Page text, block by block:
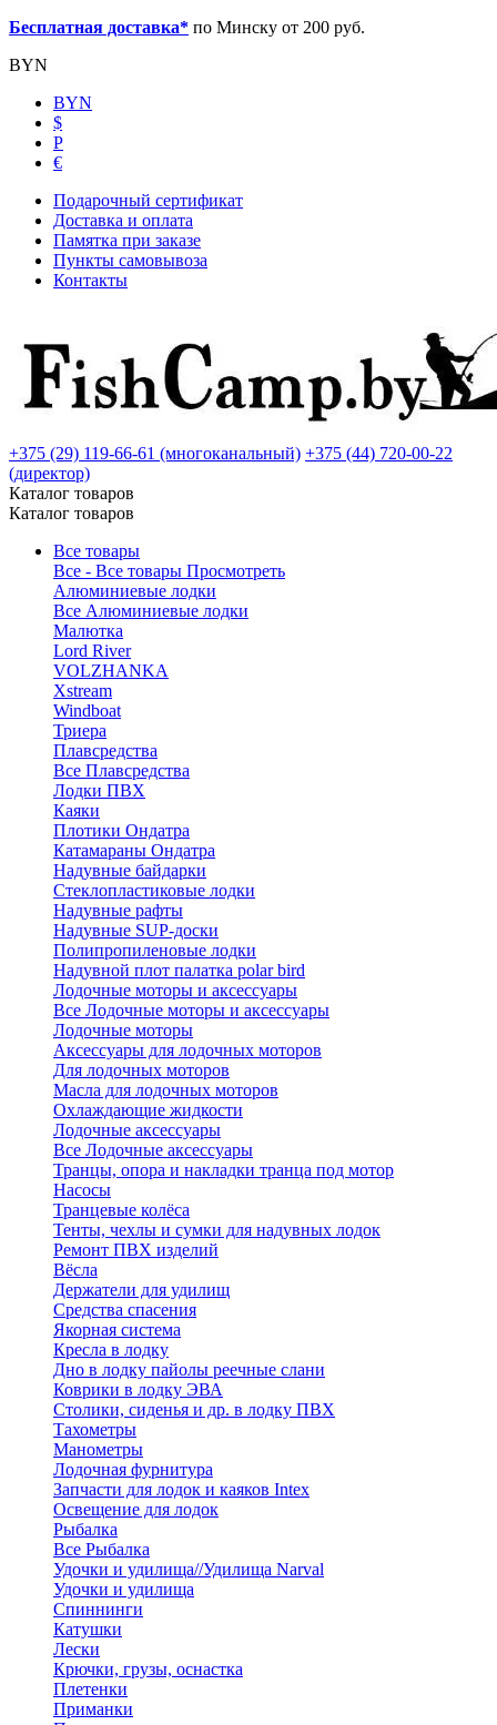
Бесплатная доставка* по Минску от 200 руб.
BYN
BYN
$
Р
€
Подарочный сертификат
Доставка и оплата
Памятка при заказе
Пункты самовывоза
Контакты
+375 (29) 119-66-61 (многоканальный) +375 (44) 720-00-22
(директор)
Каталог товаров
Каталог товаров
Все товары
Все - Все товары Просмотреть
Алюминиевые лодки
Все Алюминиевые лодки
Малютка
Lord River
VOLZHANKA
Xstream
Windboat
Триера
Плавсредства
Все Плавсредства
Лодки ПВХ
Каяки
Плотики Ондатра
Катамараны Ондатра
Надувные байдарки
Стеклопластиковые лодки
Надувные рафты
Надувные SUP-доски
Полипропиленовые лодки
Надувной плот палатка polar bird
Лодочные моторы и аксессуары
Все Лодочные моторы и аксессуары
Лодочные моторы
Аксессуары для лодочных моторов
Для лодочных моторов
Масла для лодочных моторов
Охлаждающие жидкости
Лодочные аксессуары
Все Лодочные аксессуары
Транцы, опора и накладки транца под мотор
Насосы
Транцевые колёса
Тенты, чехлы и сумки для надувных лодок
Ремонт ПВХ изделий
Вёсла
Держатели для удилищ
Средства спасения
Якорная система
Кресла в лодку
Дно в лодку пайолы реечные слани
Коврики в лодку ЭВА
Столики, сиденья и др. в лодку ПВХ
Тахометры
Манометры
Лодочная фурнитура
Запчасти для лодок и каяков Intex
Освещение для лодок
Рыбалка
Все Рыбалка
Удочки и удилища//Удилища Narval
Удочки и удилища
Спиннинги
Катушки
Лески
Крючки, грузы, оснастка
Плетенки
Приманки